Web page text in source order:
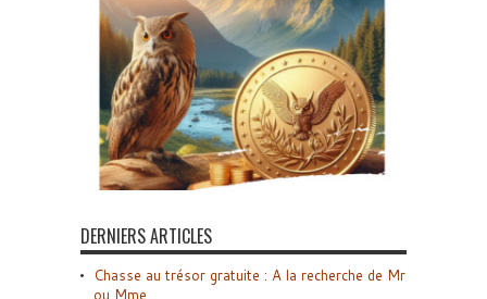
DERNIERS ARTICLES
Chasse au trésor gratuite : A la recherche de Mr
ou Mme